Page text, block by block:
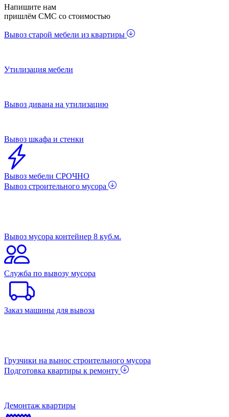
Напишите нам
пришлём СМС со стоимостью
Вывоз старой мебели из квартиры
Утилизация мебели
Вывоз дивана на утилизацию
Вывоз шкафа и стенки
Вывоз мебели СРОЧНО
Вывоз строительного мусора
Вывоз мусора контейнер 8 куб.м.
Служба по вывозу мусора
Заказ машины для вывоза
Грузчики на вынос строительного мусора
Подготовка квартиры к ремонту
Демонтаж квартиры